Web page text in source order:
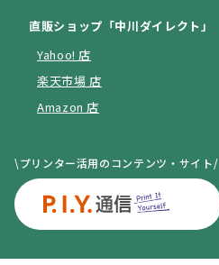
直販ショップ「中川ダイレクト」
Yahoo! 店
楽天市場 店
Amazon 店
\プリンター活用のコンテンツ・サイト/